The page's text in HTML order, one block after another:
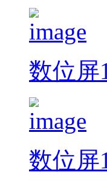
数位屏
数位屏